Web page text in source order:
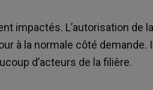
impactés. L’autorisation de la
à la normale côté demande. Il
d’acteurs de la filière.